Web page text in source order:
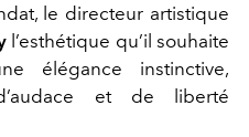
le directeur artistique
l’esthétique qu’il souhaite
élégance instinctive,
et de liberté